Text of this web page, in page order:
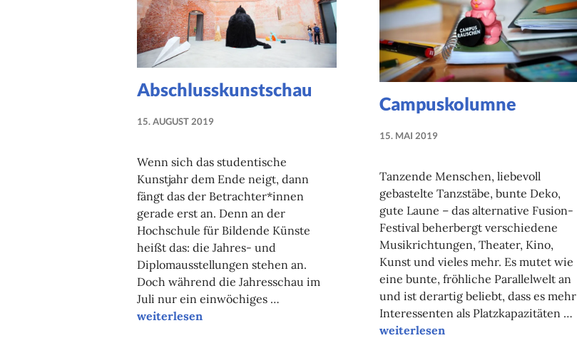
Abschlusskunstschau
15. AUGUST 2019
Wenn sich das studentische
Kunstjahr dem Ende neigt, dann
fängt das der Betrachter*innen
gerade erst an. Denn an der
Hochschule für Bildende Künste
heißt das: die Jahres- und
Diplomausstellungen stehen an.
Doch während die Jahresschau im
Juli nur ein einwöchiges …
Abschlusskunstschau
weiterlesen
Campuskolumne
15. MAI 2019
Tanzende Menschen, liebevoll
gebastelte Tanzstäbe, bunte Deko,
gute Laune – das alternative Fusion-
Festival beherbergt verschiedene
Musikrichtungen, Theater, Kino,
Kunst und vieles mehr. Es mutet wie
eine bunte, fröhliche Parallelwelt an
und ist derartig beliebt, dass es mehr
Interessenten als Platzkapazitäten …
Campuskolumne
weiterlesen